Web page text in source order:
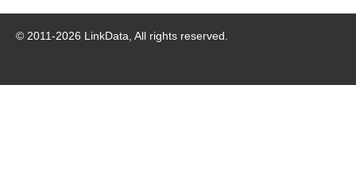
© 2011-2026 LinkData, All rights reserved.